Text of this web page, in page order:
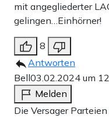
mit angegliederter
gelingen…Einhörner!
8
Antworten
Bell03.02.2024 um
Melden
Die Versager